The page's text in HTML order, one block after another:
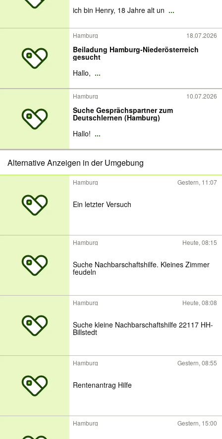
ich bin Henry, 18 Jahre alt un ...
Hamburg 18.07.2026
Beiladung Hamburg-Niederösterreich
gesucht
Hallo, ...
Hamburg 10.07.2026
Suche Gesprächspartner zum
Deutschlernen (Hamburg)
Hallo! ...
Alternative Anzeigen in der Umgebung
Hamburg Gestern, 11:07
Ein letzter Versuch
Hamburg Heute, 08:15
Suche Nachbarschaftshilfe. Kleines Zimmer
feudeln
Hamburg Heute, 08:08
Suche kleine Nachbarschaftshilfe 22117 HH-
Billstedt
Hamburg Gestern, 08:55
Rentenantrag Hilfe
Hamburg Gestern, 15:00